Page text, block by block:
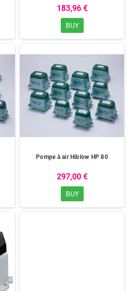
183,96 €
BUY
Pompe à air Hiblow HP 80
297,00 €
BUY